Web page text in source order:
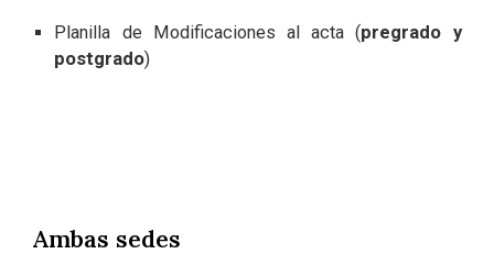
Planilla de Modificaciones al acta (pregrado y
postgrado)
Ambas sedes